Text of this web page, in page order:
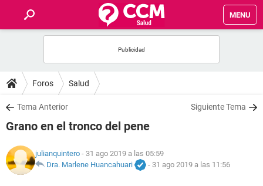
MENU
FOROS
SALUD
NUTRICIÓN
Foros Salud
Tema Anterior Siguiente Tema
Grano en el tronco del pene
julianquintero - 31 ago 2019 a las 05:59
Dra. Marlene Huancahuari
- 31 ago 2019 a las 11:56